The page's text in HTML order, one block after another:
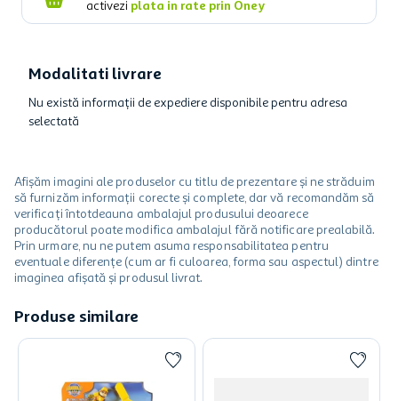
activezi plata in rate prin Oney
Modalitati livrare
Nu există informații de expediere disponibile pentru adresa
selectată
Afișăm imagini ale produselor cu titlu de prezentare și ne străduim
să furnizăm informații corecte și complete, dar vă recomandăm să
verificați întotdeauna ambalajul produsului deoarece
producătorul poate modifica ambalajul fără notificare prealabilă.
Prin urmare, nu ne putem asuma responsabilitatea pentru
eventuale diferențe (cum ar fi culoarea, forma sau aspectul) dintre
imaginea afișată și produsul livrat.
Produse similare